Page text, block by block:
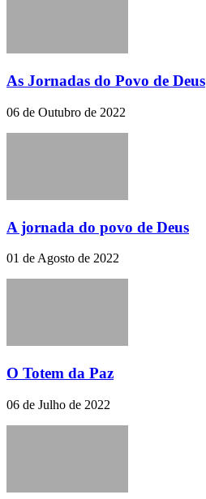
As Jornadas do Povo de Deus
06 de Outubro de 2022
A jornada do povo de Deus
01 de Agosto de 2022
O Totem da Paz
06 de Julho de 2022